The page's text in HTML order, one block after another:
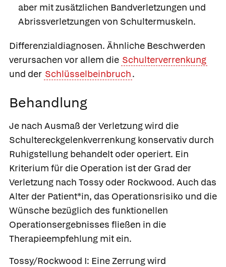
aber mit zusätzlichen Bandverletzungen und
Abrissverletzungen von Schultermuskeln.
Differenzialdiagnosen. Ähnliche Beschwerden
verursachen vor allem die Schulterverrenkung
und der Schlüsselbeinbruch.
Behandlung
Je nach Ausmaß der Verletzung wird die
Schultereckgelenkverrenkung konservativ durch
Ruhigstellung behandelt oder operiert. Ein
Kriterium für die Operation ist der Grad der
Verletzung nach Tossy oder Rockwood. Auch das
Alter der Patient*in, das Operationsrisiko und die
Wünsche bezüglich des funktionellen
Operationsergebnisses fließen in die
Therapieempfehlung mit ein.
Tossy/Rockwood I: Eine Zerrung wird